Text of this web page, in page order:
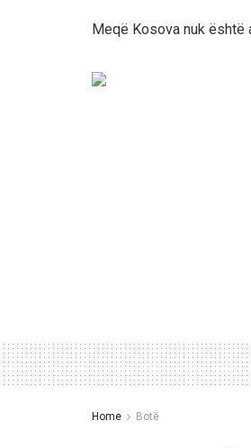
Meqë Kosova nuk është
Home Botë